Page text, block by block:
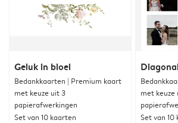
Geluk in bloei
Bedankkaarten | Premium kaart
met keuze uit 3
papierafwerkingen
Set van 10 kaarten
met keuze
Set van 10